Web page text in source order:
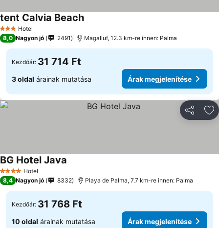
3 Kategória
Hotel
tent Calvia Beach
8,0 Nagyon jó 2491 Magalluf, 12.3 km-re innen: Palma
Kezdőár: 31 714 Ft
3 oldal árainak mutatása Árak megjelenítése
4 KategóriaHotel
BG Hotel Java
8,4 Nagyon jó 8332 Playa de Palma, 7.7 km-re innen: Palma
Kezdőár: 31 768 Ft
10 oldal árainak mutatása Árak megjelenítése